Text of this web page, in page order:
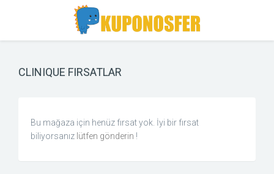
navigation
CLINIQUE FIRSATLAR
Bu mağaza için henüz fırsat yok. İyi bir fırsat
biliyorsanız lütfen gönderin !